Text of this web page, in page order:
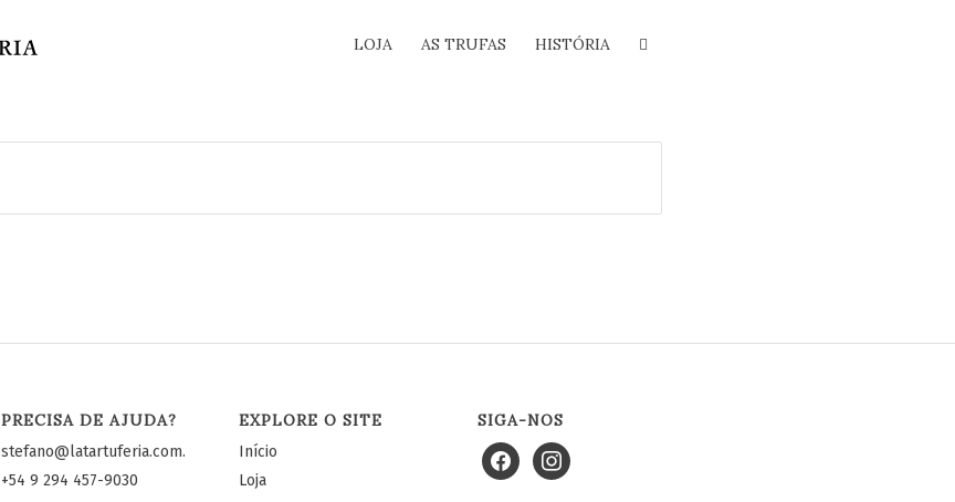
LOJA AS TRUFAS HISTÓRIA
PRECISA DE AJUDA?
stefano@latartuferia.com.br
+54 9 294 457-9030
EXPLORE O SITE
Início
Loja
SIGA-NOS